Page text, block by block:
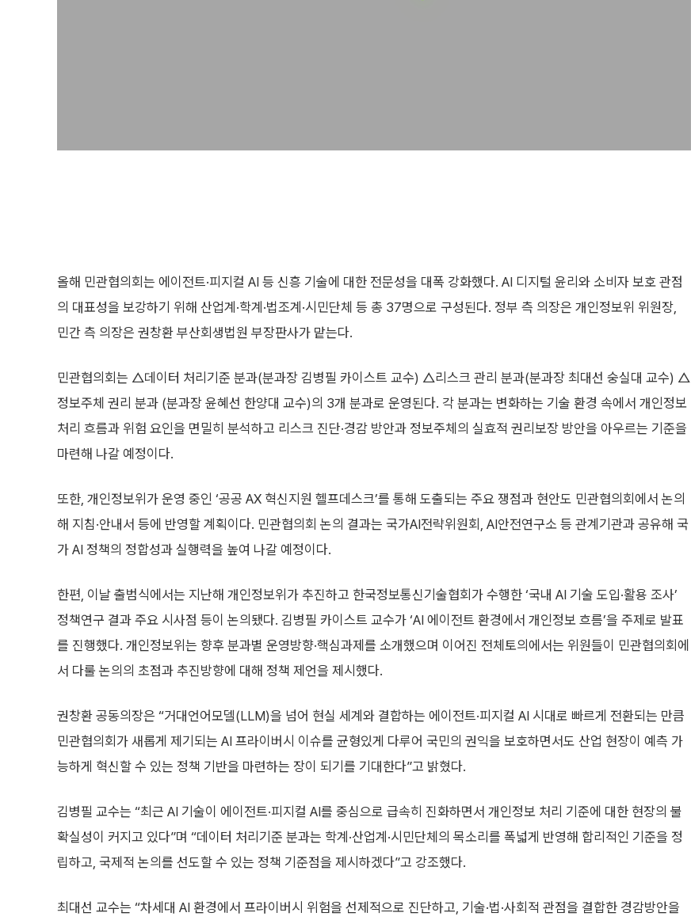
올해 민관협의회는 에이전트·피지컬 AI 등 신흥 기술에 대한 전문성을 대폭 강화했다. AI 디지털 윤리와 소비자 보호 관점
의 대표성을 보강하기 위해 산업계·학계·법조계·시민단체 등 총 37명으로 구성된다. 정부 측 의장은 개인정보위 위원장,
민간 측 의장은 권창환 부산회생법원 부장판사가 맡는다.
민관협의회는 △데이터 처리기준 분과(분과장 김병필 카이스트 교수) △리스크 관리 분과(분과장 최대선 숭실대 교수) △
정보주체 권리 분과 (분과장 윤혜선 한양대 교수)의 3개 분과로 운영된다. 각 분과는 변화하는 기술 환경 속에서 개인정보
처리 흐름과 위험 요인을 면밀히 분석하고 리스크 진단·경감 방안과 정보주체의 실효적 권리보장 방안을 아우르는 기준을
마련해 나갈 예정이다.
또한, 개인정보위가 운영 중인 ‘공공 AX 혁신지원 헬프데스크’를 통해 도출되는 주요 쟁점과 현안도 민관협의회에서 논의
해 지침·안내서 등에 반영할 계획이다. 민관협의회 논의 결과는 국가AI전략위원회, AI안전연구소 등 관계기관과 공유해 국
가 AI 정책의 정합성과 실행력을 높여 나갈 예정이다.
한편, 이날 출범식에서는 지난해 개인정보위가 추진하고 한국정보통신기술협회가 수행한 ‘국내 AI 기술 도입·활용 조사’
정책연구 결과 주요 시사점 등이 논의됐다. 김병필 카이스트 교수가 ‘AI 에이전트 환경에서 개인정보 흐름’을 주제로 발표
를 진행했다. 개인정보위는 향후 분과별 운영방향·핵심과제를 소개했으며 이어진 전체토의에서는 위원들이 민관협의회에
서 다룰 논의의 초점과 추진방향에 대해 정책 제언을 제시했다.
권창환 공동의장은 “거대언어모델(LLM)을 넘어 현실 세계와 결합하는 에이전트·피지컬 AI 시대로 빠르게 전환되는 만큼
민관협의회가 새롭게 제기되는 AI 프라이버시 이슈를 균형있게 다루어 국민의 권익을 보호하면서도 산업 현장이 예측 가
능하게 혁신할 수 있는 정책 기반을 마련하는 장이 되기를 기대한다”고 밝혔다.
김병필 교수는 “최근 AI 기술이 에이전트·피지컬 AI를 중심으로 급속히 진화하면서 개인정보 처리 기준에 대한 현장의 불
확실성이 커지고 있다”며 “데이터 처리기준 분과는 학계·산업계·시민단체의 목소리를 폭넓게 반영해 합리적인 기준을 정
립하고, 국제적 논의를 선도할 수 있는 정책 기준점을 제시하겠다”고 강조했다.
최대선 교수는 “차세대 AI 환경에서 프라이버시 위험을 선제적으로 진단하고, 기술·법·사회적 관점을 결합한 경감방안을